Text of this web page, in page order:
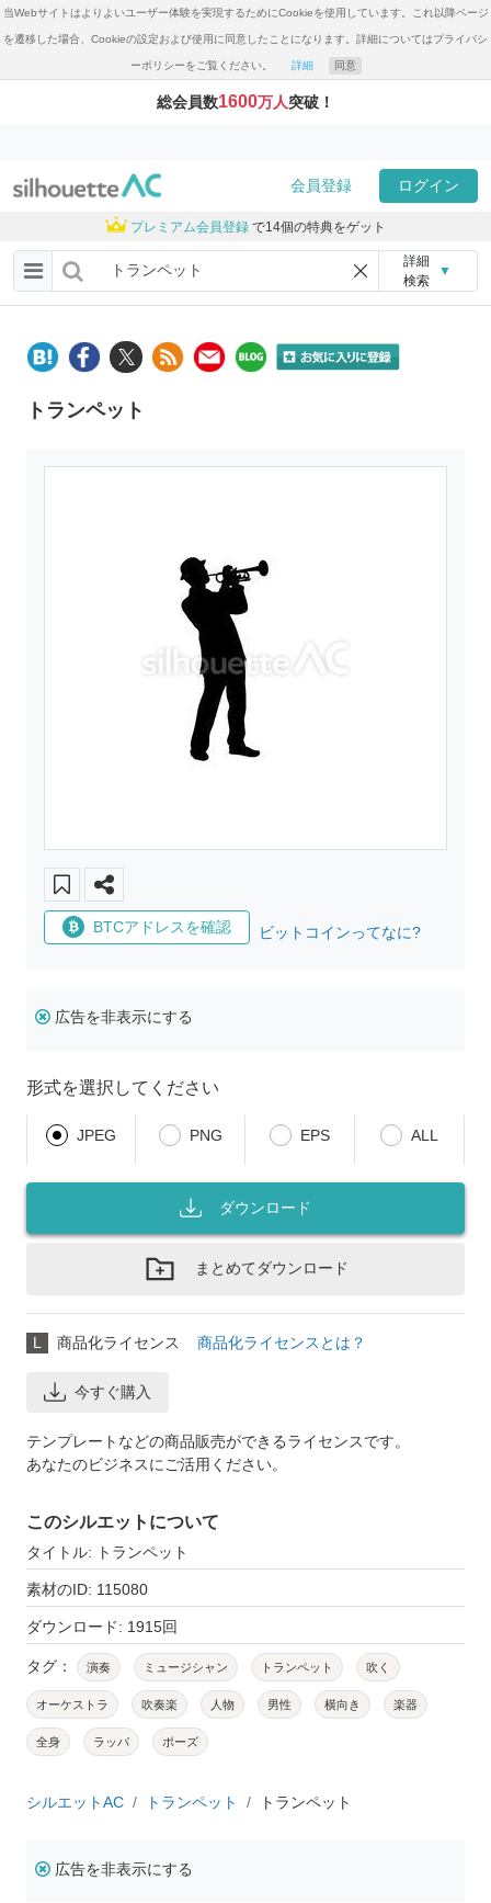
当Webサイトはよりよいユーザー体験を実現するためにCookieを使用しています。これ以降ページ
を遷移した場合、Cookieの設定および使用に同意したことになります。詳細についてはプライバシ
ーポリシーをご覧ください。 詳細 同意
総会員数1600万人突破！
会員登録 ログイン
プレミアム会員登録 で14個の特典をゲット
詳細
検索
▼
トランペット
BTCアドレスを確認 ビットコインってなに?
広告を非表示にする
形式を選択してください
JPEG PNG EPS ALL
ダウンロード
まとめてダウンロード
L 商品化ライセンス 商品化ライセンスとは？
今すぐ購入
テンプレートなどの商品販売ができるライセンスです。
あなたのビジネスにご活用ください。
このシルエットについて
タイトル: トランペット
素材のID: 115080
ダウンロード: 1915回
タグ： 演奏 ミュージシャン トランペット 吹く
オーケストラ 吹奏楽 人物 男性 横向き 楽器
全身 ラッパ ポーズ
シルエットAC トランペット トランペット
広告を非表示にする